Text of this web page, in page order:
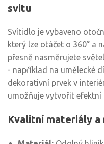
svitu
Svítidlo je vybaveno
který lze otáčet o 360° a
přesně nasměrujete
- například na umělecké
dekorativní prvek v
umožňuje vytvořit efektní
Kvalitní materiály